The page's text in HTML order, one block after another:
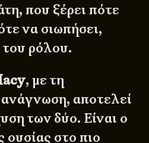
που ξέρει πότε
να σιωπήσει,
ρόλου.
, με τη
αποτελεί
των δύο. Είναι ο
στο πιο